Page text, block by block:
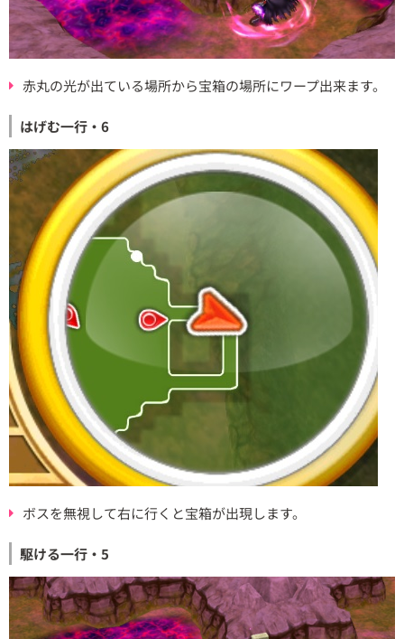
赤丸の光が出ている場所から宝箱の場所にワープ出来ます。
はげむ一行・6
ボスを無視して右に行くと宝箱が出現します。
駆ける一行・5